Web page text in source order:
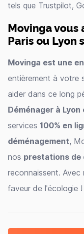
tels que Trustpilot,
Movinga vous
Paris ou Lyon
Movinga est une
entièrement à votre
aider dans ce long
Déménager à
services 100% en
déménagement,
nos prestations de
reconnaissent. Avec
faveur de l'écologie !